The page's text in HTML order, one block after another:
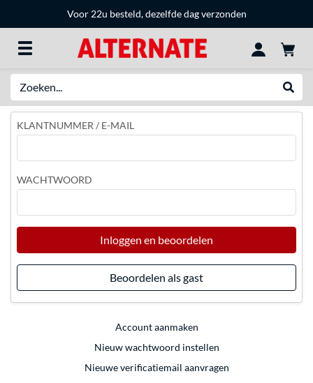
Voor 22u besteld, dezelfde dag verzonden
KLANTNUMMER / E-MAIL
WACHTWOORD
Inloggen en beoordelen
Beoordelen als gast
Account aanmaken
Nieuw wachtwoord instellen
Nieuwe verificatiemail aanvragen